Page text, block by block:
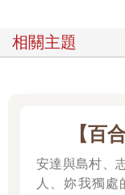
相關主題
【百
安達與島村、
人、妳我獨